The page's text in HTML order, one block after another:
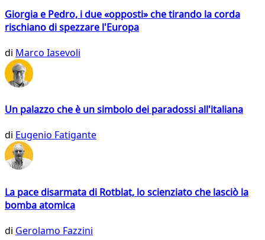
Giorgia e Pedro, i due «opposti» che tirando la corda
rischiano di spezzare l'Europa
di Marco Iasevoli
Un palazzo che è un simbolo dei paradossi all'italiana
di Eugenio Fatigante
La pace disarmata di Rotblat, lo scienziato che lasciò la
bomba atomica
di Gerolamo Fazzini